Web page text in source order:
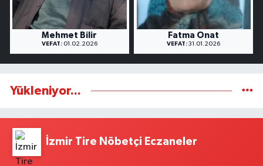
Mehmet Bilir
VEFAT:01.02.2026
Fatma Onat
VEFAT: 31.01.2026
Yükleniyor...
İzmir Tire Nöbetçi Eczaneler